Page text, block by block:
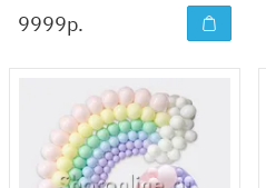
9999р.